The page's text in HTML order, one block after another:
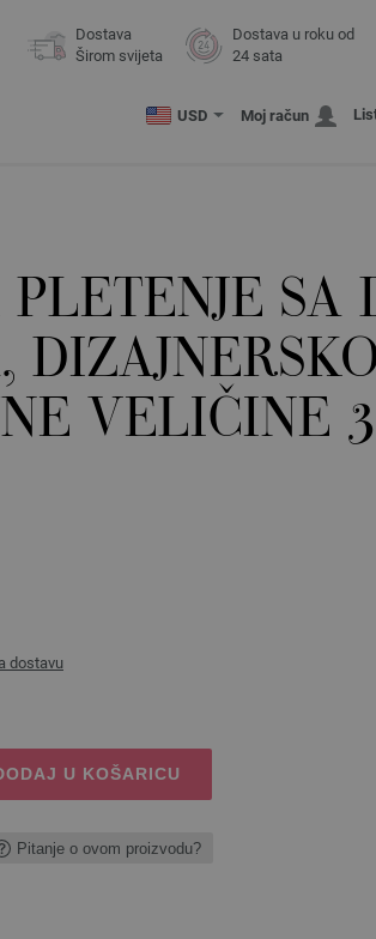
Dostava
Širom svijeta
Dostava u roku od
24 sata
USD Moj račun
SA
VELIČINE
dostavu
U KOŠARICU
Pitanje o ovom proizvodu?